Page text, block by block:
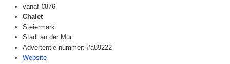
vanaf €876
Chalet
Steiermark
Stadl an der Mur
Advertentie nummer: #a89222
Website